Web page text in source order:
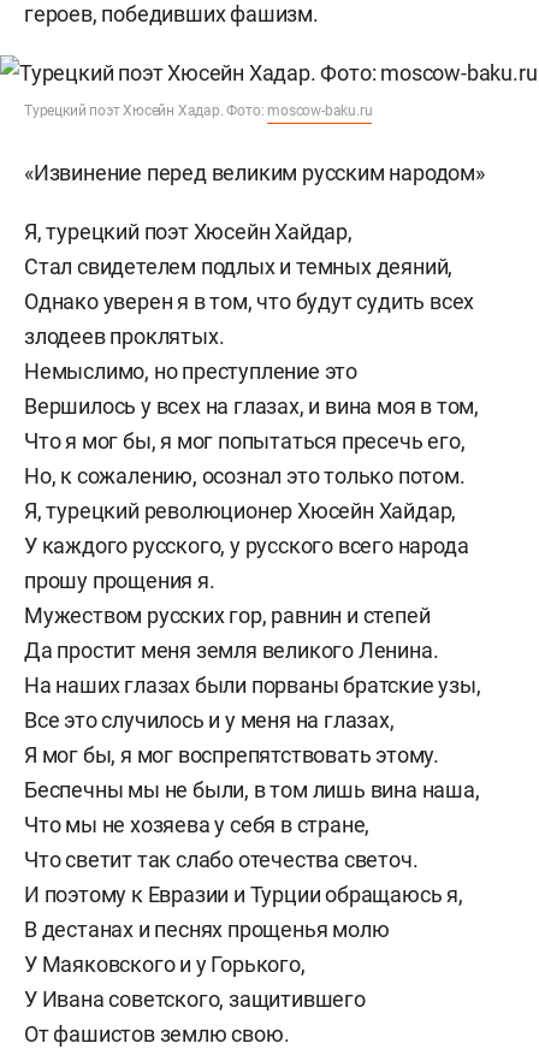
героев, победивших фашизм.
Турецкий поэт Хюсейн Хадар. Фото: moscow-baku.ru
«Извинение перед великим русским народом»
Я, турецкий поэт Хюсейн Хайдар,
Стал свидетелем подлых и темных деяний,
Однако уверен я в том, что будут судить всех
злодеев проклятых.
Немыслимо, но преступление это
Вершилось у всех на глазах, и вина моя в том,
Что я мог бы, я мог попытаться пресечь его,
Но, к сожалению, осознал это только потом.
Я, турецкий революционер Хюсейн Хайдар,
У каждого русского, у русского всего народа
прошу прощения я.
Мужеством русских гор, равнин и степей
Да простит меня земля великого Ленина.
На наших глазах были порваны братские узы,
Все это случилось и у меня на глазах,
Я мог бы, я мог воспрепятствовать этому.
Беспечны мы не были, в том лишь вина наша,
Что мы не хозяева у себя в стране,
Что светит так слабо отечества светоч.
И поэтому к Евразии и Турции обращаюсь я,
В дестанах и песнях прощенья молю
У Маяковского и у Горького,
У Ивана советского, защитившего
От фашистов землю свою.